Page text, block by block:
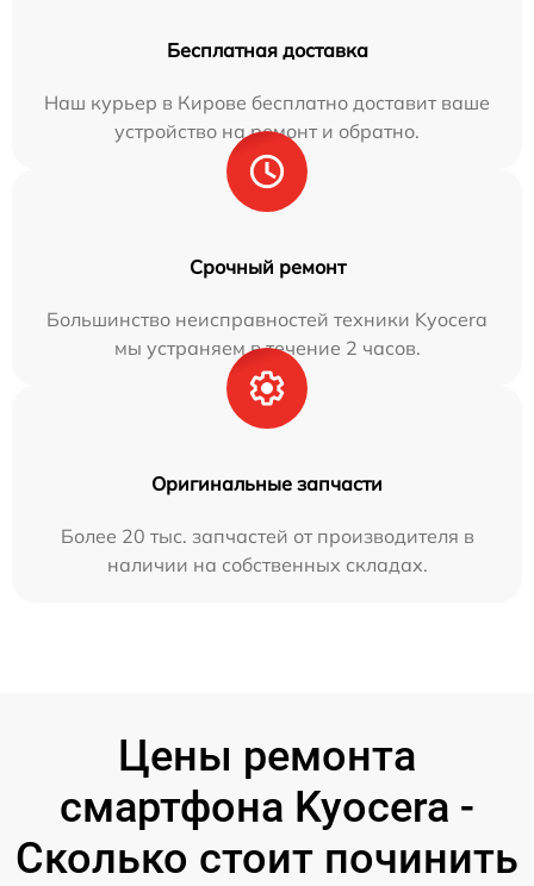
Бесплатная доставка
Наш курьер в Кирове бесплатно доставит ваше
устройство на ремонт и обратно.
Срочный ремонт
Большинство неисправностей техники Kyocera
мы устраняем в течение 2 часов.
Оригинальные запчасти
Более 20 тыс. запчастей от производителя в
наличии на собственных складах.
Цены ремонта
смартфона Kyocera -
Сколько стоит починить